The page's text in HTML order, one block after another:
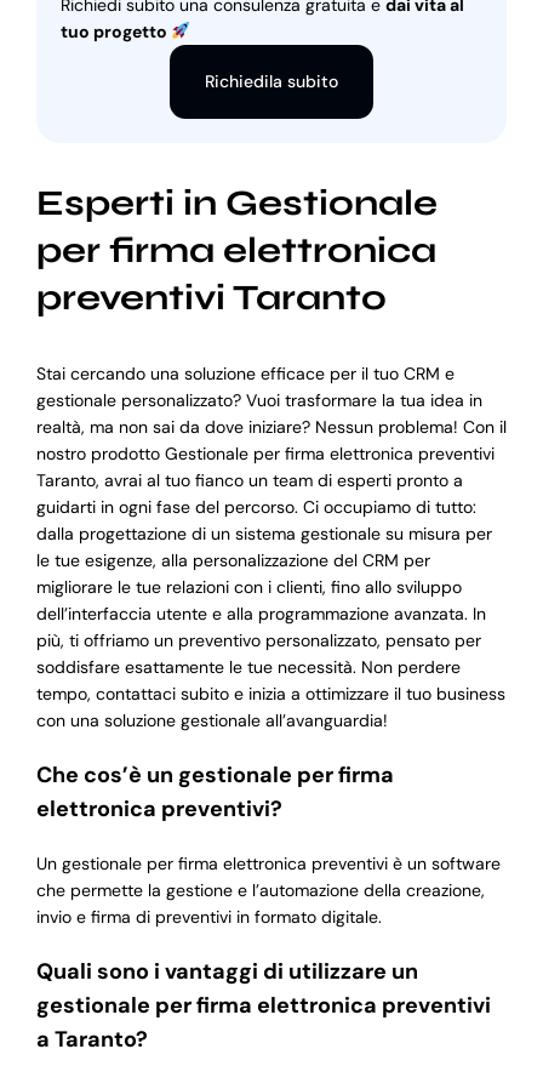
Richiedi subito una consulenza gratuita e dai vita al
tuo progetto
Richiedila subito
Esperti in Gestionale
per firma elettronica
preventivi Taranto
Stai cercando una soluzione efficace per il tuo CRM e
gestionale personalizzato? Vuoi trasformare la tua idea in
realtà, ma non sai da dove iniziare? Nessun problema! Con il
nostro prodotto Gestionale per firma elettronica preventivi
Taranto, avrai al tuo fianco un team di esperti pronto a
guidarti in ogni fase del percorso. Ci occupiamo di tutto:
dalla progettazione di un sistema gestionale su misura per
le tue esigenze, alla personalizzazione del CRM per
migliorare le tue relazioni con i clienti, fino allo sviluppo
dell’interfaccia utente e alla programmazione avanzata. In
più, ti offriamo un preventivo personalizzato, pensato per
soddisfare esattamente le tue necessità. Non perdere
tempo, contattaci subito e inizia a ottimizzare il tuo business
con una soluzione gestionale all’avanguardia!
Che cos’è un gestionale per firma
elettronica preventivi?
Un gestionale per firma elettronica preventivi è un software
che permette la gestione e l’automazione della creazione,
invio e firma di preventivi in formato digitale.
Quali sono i vantaggi di utilizzare un
gestionale per firma elettronica preventivi
a Taranto?